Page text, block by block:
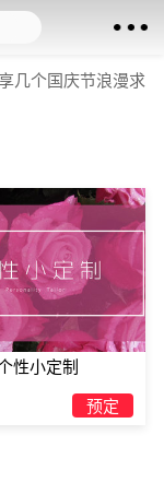
几个国庆节浪漫求
性小定制
预定